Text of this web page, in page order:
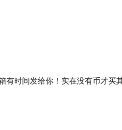
时间发给你！实在没有币才